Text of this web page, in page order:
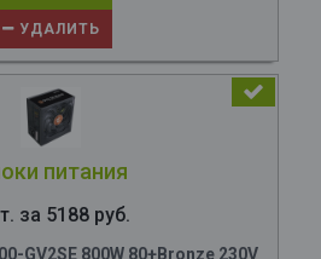
УДАЛИТЬ
питания
за 5188 руб.
GV2SE 800W 80+Bronze 230V